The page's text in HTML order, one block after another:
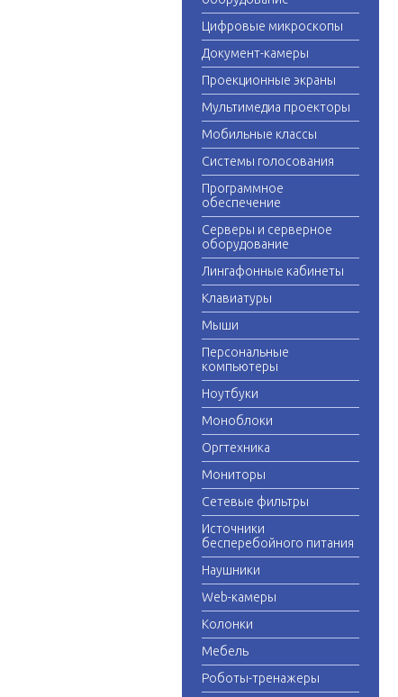
Цифровые микроскопы
Документ-камеры
Проекционные экраны
Мультимедиа проекторы
Мобильные классы
Системы голосования
Программное
обеспечение
Серверы и серверное
оборудование
Лингафонные кабинеты
Клавиатуры
Мыши
Персональные
компьютеры
Ноутбуки
Моноблоки
Оргтехника
Мониторы
Сетевые фильтры
Источники
бесперебойного питания
Наушники
Web-камеры
Колонки
Мебель
Роботы-тренажеры